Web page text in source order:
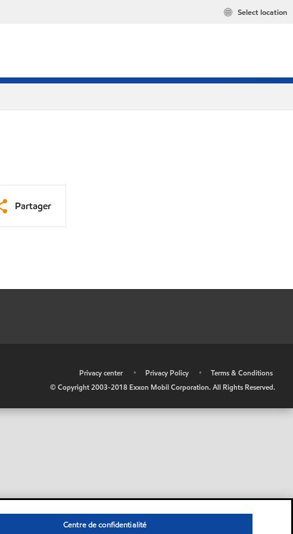
Select location
Partager
Privacy center • Privacy Policy •
Terms & Conditions
© Copyright 2003-2018 Exxon Mobil Corporation. All Rights Reserved.
Centre de confidentialité